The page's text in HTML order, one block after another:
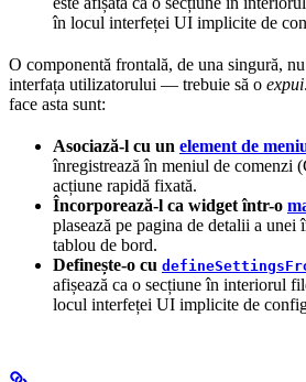
în locul interfeței UI implicite de
O componentă frontală, de una singură,
interfața utilizatorului — trebuie să o expui
face asta sunt:
Asociază-l cu un element de
înregistrează în meniul de comenzi
acțiune rapidă fixată.
Încorporează-l ca widget într-o
plasează pe pagina de detalii a unei
tablou de bord.
Definește-o cu
afișează ca o secțiune în interiorul
locul interfeței UI implicite de